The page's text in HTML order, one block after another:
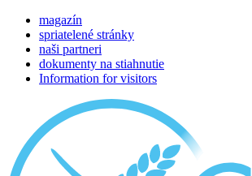
magazín
spriatelené stránky
naši partneri
dokumenty na stiahnutie
Information for visitors